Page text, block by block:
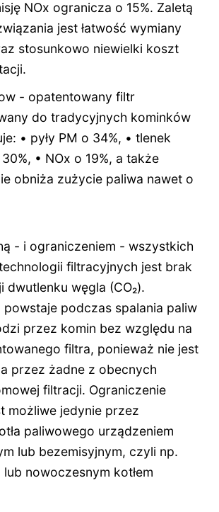
NOx ogranicza o 15%. Zaletą
jest łatwość wymiany
stosunkowo niewielki koszt
- opatentowany filtr
do tradycyjnych kominków
• pyły PM o 34%, • tlenek
• NOx o 19%, a także
obniża zużycie paliwa nawet o
- i ograniczeniem - wszystkich
filtracyjnych jest brak
dwutlenku węgla (CO₂).
powstaje podczas spalania paliw
przez komin bez względu na
filtra, ponieważ nie jest
przez żadne z obecnych
filtracji. Ograniczenie
możliwe jedynie przez
paliwowego urządzeniem
lub bezemisyjnym, czyli np.
lub nowoczesnym kotłem